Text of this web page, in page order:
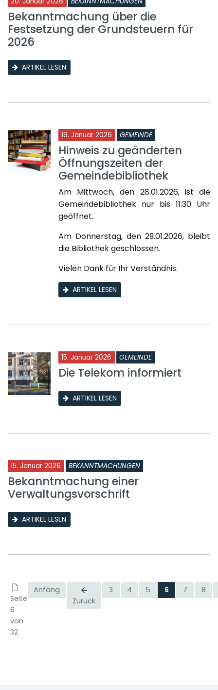
Bekanntmachung über die
Festsetzung der Grundsteuern für
2026
ARTIKEL LESEN
19. Januar 2026 GEMEINDE
Hinweis zu geänderten
Öffnungszeiten der
Gemeindebibliothek
Am Mittwoch, den 28.01.2026, ist die
Gemeindebibliothek nur bis 11:30 Uhr
geöffnet.
Am Donnerstag, den 29.01.2026, bleibt
die Bibliothek geschlossen.
Vielen Dank für Ihr Verständnis.
ARTIKEL LESEN
15. Januar 2026 GEMEINDE
Die Telekom informiert
ARTIKEL LESEN
15. Januar 2026 BEKANNTMACHUNGEN
Bekanntmachung einer
Verwaltungsvorschrift
ARTIKEL LESEN
Seite
6
von
32
Anfang
Zurück
3 4 5 6 7 8